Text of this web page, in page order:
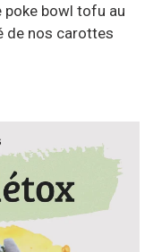
poke bowl tofu au
de nos carottes